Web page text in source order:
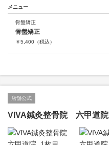
メニュー
骨盤矯正
骨盤矯正
￥5,400 （税込）
店舗公式
VIVA鍼灸整骨院 六甲道院